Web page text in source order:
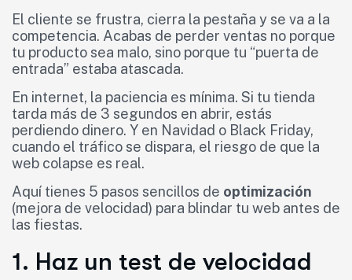
El cliente se frustra, cierra la pestaña y se va a la
competencia. Acabas de perder ventas no porque
tu producto sea malo, sino porque tu “puerta de
entrada” estaba atascada.
En internet, la paciencia es mínima. Si tu tienda
tarda más de 3 segundos en abrir, estás
perdiendo dinero. Y en Navidad o Black Friday,
cuando el tráfico se dispara, el riesgo de que la
web colapse es real.
Aquí tienes 5 pasos sencillos de optimización
(mejora de velocidad) para blindar tu web antes de
las fiestas.
1. Haz un test de velocidad